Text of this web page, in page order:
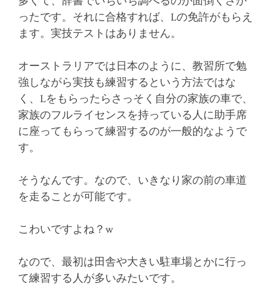
ったです。それに合格すれば、Lの免許がもらえ
ます。実技テストはありません。
オーストラリアでは日本のように、教習所で勉
強しながら実技も練習するという方法ではな
く、Lをもらったらさっそく自分の家族の車で、
家族のフルライセンスを持っている人に助手席
に座ってもらって練習するのが一般的なようで
す。
そうなんです。なので、いきなり家の前の車道
を走ることが可能です。
こわいですよね？w
なので、最初は田舎や大きい駐車場とかに行っ
て練習する人が多いみたいです。